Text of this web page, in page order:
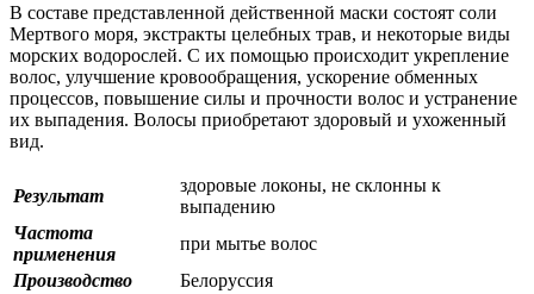
В составе представленной действенной маски состоят соли
Мертвого моря, экстракты целебных трав, и некоторые виды
морских водорослей. С их помощью происходит укрепление
волос, улучшение кровообращения, ускорение обменных
процессов, повышение силы и прочности волос и устранение
их выпадения. Волосы приобретают здоровый и ухоженный
вид.
Результат
здоровые локоны, не склонны к
выпадению
Частота
применения
при мытье волос
Производство
Белоруссия